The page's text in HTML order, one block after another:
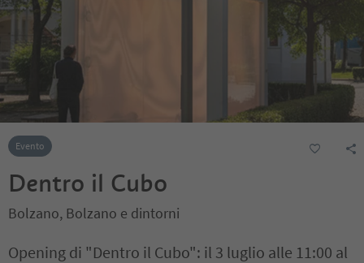
Evento
Dentro il Cubo
Bolzano, Bolzano e dintorni
Opening di "Dentro il Cubo": il 3 luglio alle 11:00 al